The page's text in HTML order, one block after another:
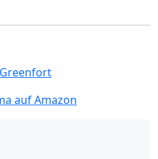
auf Amazon